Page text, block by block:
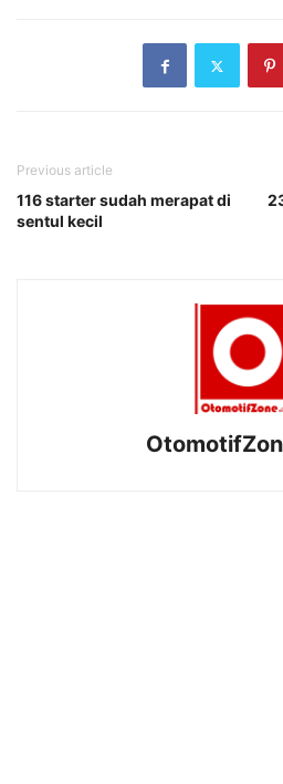
Previous article
116 starter sudah merapat di
sentul kecil